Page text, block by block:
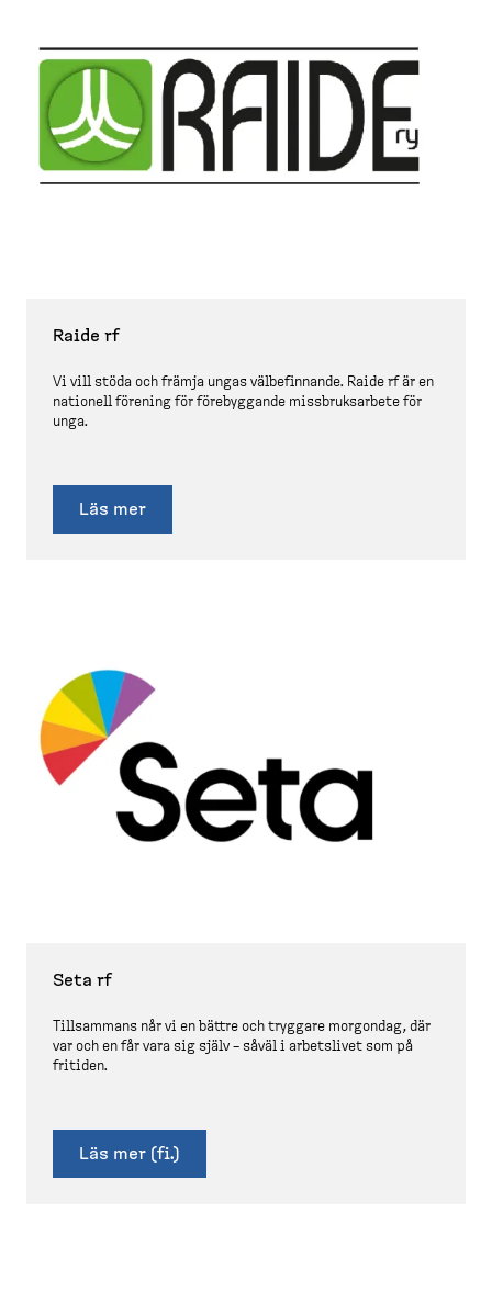
Raide rf
Vi vill stöda och främja ungas välbefinnande. Raide rf är en
nationell förening för förebyggande missbruks­arbete för
unga.
Läs mer
Seta rf
Tillsammans når vi en bättre och tryggare morgondag, där
var och en får vara sig själv – såväl i arbetslivet som på
fritiden.
Läs mer (fi.)